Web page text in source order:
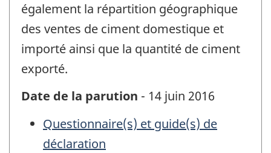
également la répartition géographique
des ventes de ciment domestique et
importé ainsi que la quantité de ciment
exporté.
Date de la parution - 14 juin 2016
Questionnaire(s) et guide(s) de
déclaration